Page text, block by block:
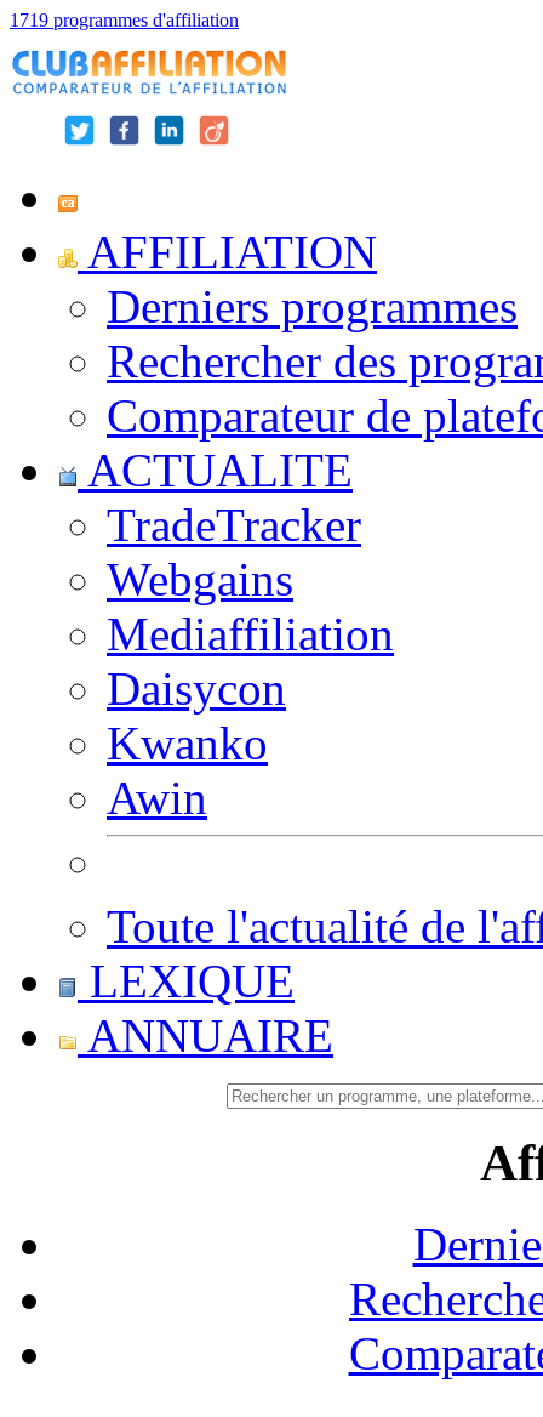
1719 programmes d'affiliation
AFFILIATION
Derniers programmes
Rechercher des
Comparateur de
ACTUALITE
TradeTracker
Webgains
Mediaffiliation
Daisycon
Kwanko
Awin
Toute l'actualité de
LEXIQUE
ANNUAIRE